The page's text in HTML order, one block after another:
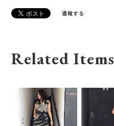
通報する
Related Items